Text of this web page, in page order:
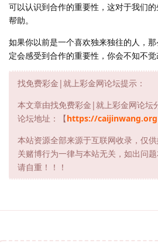
可以认识到合作的重要性，这对于我们
帮助。
如果你以前是一个喜欢独来独往的人，
定会感受到合作的重要性，你会不知不觉
找免费彩金|就上彩金网论坛提示：
本文章由找免费彩金|就上彩金网论坛
论坛地址：【https://caijinwang.org
本站资源全部来源于互联网收录，仅
关赌博行为一律与本站无关，如出问
请自重！！！